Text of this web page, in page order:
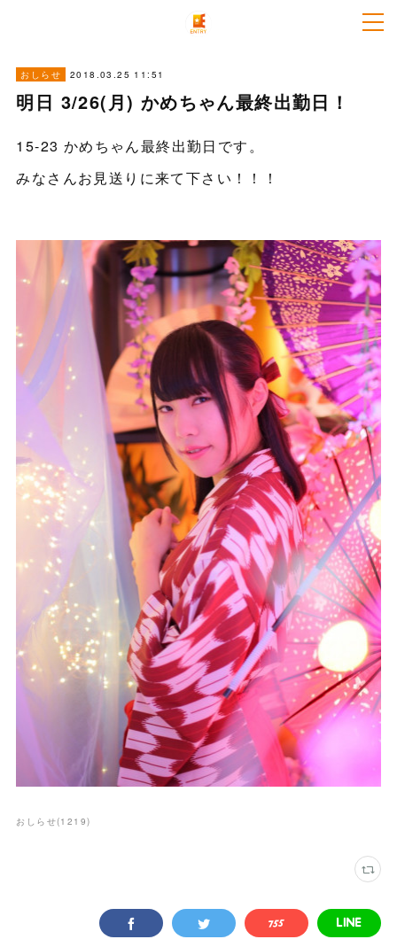
おしらせ 2018.03.25 11:51
明日 3/26(月) かめちゃん最終出勤日！
15-23 かめちゃん最終出勤日です。
みなさんお見送りに来て下さい！！！
おしらせ(1219)